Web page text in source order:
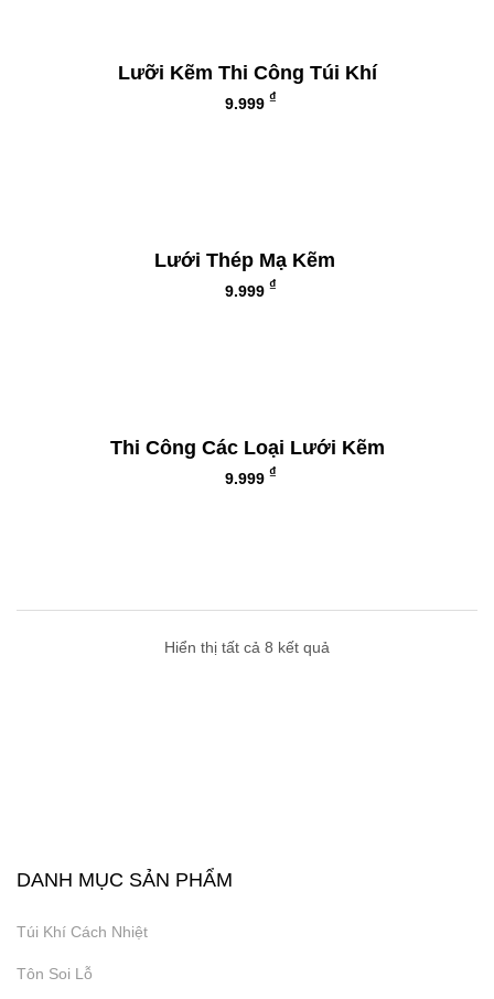
Lưỡi Kẽm Thi Công Túi Khí
9.999 ₫
Lưới Thép Mạ Kẽm
9.999 ₫
Thi Công Các Loại Lưới Kẽm
9.999 ₫
₫
Hiển thị tất cả 8 kết quả
DANH MỤC SẢN PHẨM
Túi Khí Cách Nhiệt
Tôn Soi Lỗ